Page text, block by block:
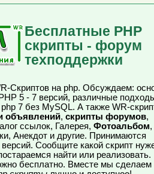
Бесплатные PHP
скрипты - форум
техподдержки
Скриптов на php. Обсуждаем:
5 - 7 версий, различные
7 без MySQL. А также WR-
объявлений, скрипты форумов,
ссылок, Галерея, Фотоальбом,
Анекдот и другие. Принимаются
Сообщите какой скрипт
найти или реализовать.
бесплатно. Вместе мы сделаем